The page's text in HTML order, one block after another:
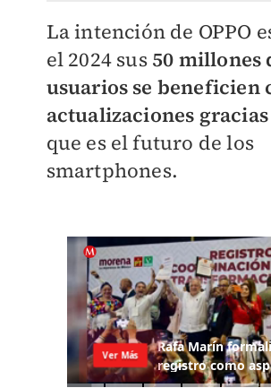
La intención de OPPO
el 2024 sus 50 millones
usuarios se beneficien
actualizaciones
que es el futuro de los
smartphones.